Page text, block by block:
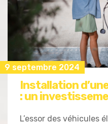
9 septembre 2024
Installation
: un
L’essor des véhicules